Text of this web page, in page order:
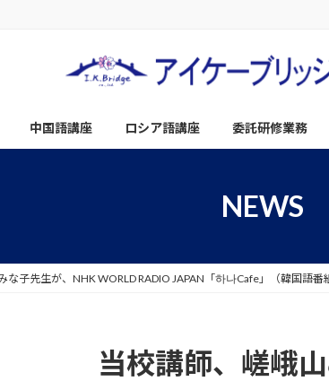
中国語講座 ロシア語講座 委託研修業務
NEWS
な子先生が、NHK WORLD RADIO JAPAN「하나Cafe」（韓国語番
当校講師、嵯峨